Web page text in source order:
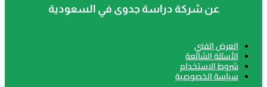
عن شركة دراسة جدوى في السعودية
الفني
الشائعة
الاستخدام
الخصوصية